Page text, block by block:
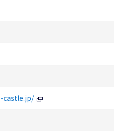
castle.jp/